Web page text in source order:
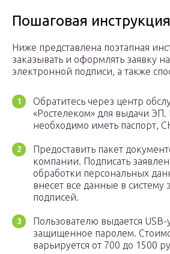
Пошаговая инструкция
Ниже представлена поэтапная
заказывать и оформлять заявку
электронной подписи, а также
Обратитесь через центр
«Ростелеком» для выдачи ЭП.
необходимо иметь паспорт,
Предоставить пакет
компании. Подписать
обработки персональных
внесет все данные в систему
подписей.
Пользователю выдается USB-
защищенное паролем.
варьируется от 700 до 1500